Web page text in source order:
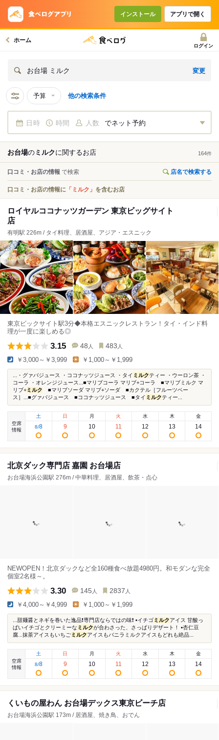
インストール アプリで開く
ホーム
ログイン
お台場 ミルク 変更
予算 他の検索条件
日時 時間 人数 でネット予約
お台場のミルクに関するお店 164件
口コミ・お店の情報 で検索 店名で検索する
口コミ・お店の情報に 「ミルク」 を含むお店
ロイヤルココナッツガーデン 東京ビッグサイト
店
有明駅 226m / タイ料理、居酒屋、アジア・エスニック
東京ビックサイト駅3分◆本格エスニックレストラン！タイ・インド料
理が一度に楽しめる◎
3.15 48 人 483 人
￥3,000～￥3,999 ￥1,000～￥1,999
...・グァバジュース ・ココナッツジュース ・タイ ミルクティー ・ウーロン茶 ・
コーラ ・オレンジジュース...■マリブコーラ マリブ+コーラ ■マリブミルク マ
リブ+ミルク ■マリブソーダ マリブ+ソーダ ■カクテル［フルーツベー
ス］...■グァバジュース ■ココナッツジュース ■タイ ミルクティー...
空席
情報
土
8/8
日
9
月
10
火
11
水
12
木
13
金
14
北京ダック専門店 嘉園 お台場店
お台場海浜公園駅 276m / 中華料理、居酒屋、飲茶・点心
NEWOPEN！北京ダックなど全160種食べ放題4980円。和モダンな完全
個室2名様～。
3.30 145 人 2837 人
￥4,000～￥4,999 ￥1,000～￥1,999
...甜麺醤とネギを巻いた逸品❗️専門店ならではの味❗️ ▪️イチゴミルクアイス 甘酸っ
ぱいイチゴとクリーミーな ミルクが合わさった、さっぱりデザート！ ▪️杏仁豆
腐...抹茶アイスもいちごミルクアイスもバニラミルクアイスもどれも絶品...
空席
情報
土
8/8
日
9
月
10
火
11
水
12
木
13
金
14
くいもの屋わん お台場デックス東京ビーチ店
お台場海浜公園駅 173m / 居酒屋、焼き鳥、おでん